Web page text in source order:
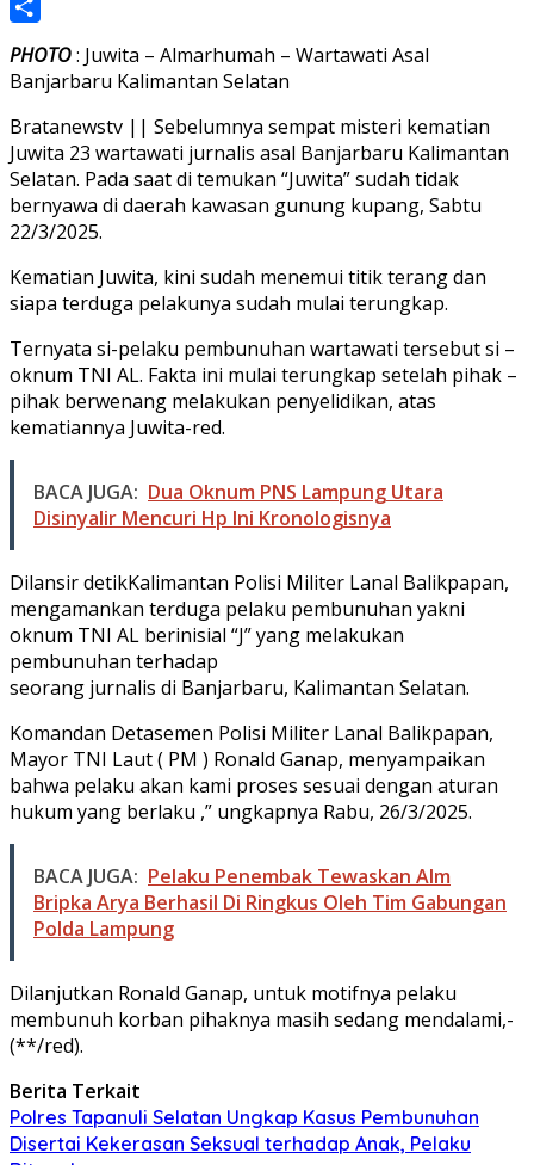
PHOTO: Juwita – Almarhumah – Wartawati Asal
Banjarbaru Kalimantan Selatan
Bratanewstv || Sebelumnya sempat misteri kematian
Juwita 23 wartawati jurnalis asal Banjarbaru Kalimantan
Selatan. Pada saat di temukan “Juwita” sudah tidak
bernyawa di daerah kawasan gunung kupang, Sabtu
22/3/2025.
Kematian Juwita, kini sudah menemui titik terang dan
siapa terduga pelakunya sudah mulai terungkap.
Ternyata si-pelaku pembunuhan wartawati tersebut si –
oknum TNI AL. Fakta ini mulai terungkap setelah pihak –
pihak berwenang melakukan penyelidikan, atas
kematiannya Juwita-red.
BACA JUGA: Dua Oknum PNS Lampung Utara
Disinyalir Mencuri Hp Ini Kronologisnya
Dilansir detikKalimantan Polisi Militer Lanal Balikpapan,
mengamankan terduga pelaku pembunuhan yakni
oknum TNI AL berinisial “J” yang melakukan
pembunuhan terhadap
seorang jurnalis di Banjarbaru, Kalimantan Selatan.
Komandan Detasemen Polisi Militer Lanal Balikpapan,
Mayor TNI Laut ( PM ) Ronald Ganap, menyampaikan
bahwa pelaku akan kami proses sesuai dengan aturan
hukum yang berlaku ,” ungkapnya Rabu, 26/3/2025.
BACA JUGA: Pelaku Penembak Tewaskan Alm
Bripka Arya Berhasil Di Ringkus Oleh Tim Gabungan
Polda Lampung
Dilanjutkan Ronald Ganap, untuk motifnya pelaku
membunuh korban pihaknya masih sedang mendalami,-
(**/red).
Berita Terkait
Polres Tapanuli Selatan Ungkap Kasus Pembunuhan
Disertai Kekerasan Seksual terhadap Anak, Pelaku